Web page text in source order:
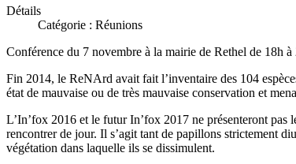
Détails
Catégorie : Réunions
Conférence du 7 novembre à la mairie de Rethel de 18h
Fin 2014, le ReNArd avait fait l’inventaire des 104
état de mauvaise ou de très mauvaise conservation et
L’In’fox 2016 et le futur In’fox 2017 ne présenteront pas
rencontrer de jour. Il s’agit tant de papillons strictement
végétation dans laquelle ils se dissimulent.